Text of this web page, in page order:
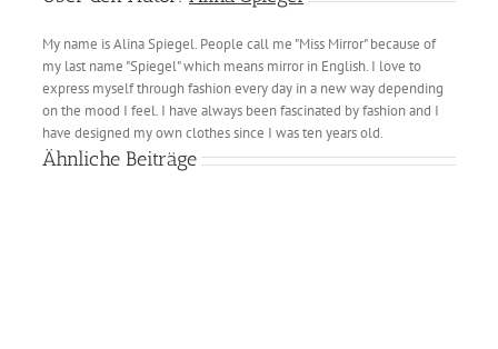
My name is Alina Spiegel. People call me "Miss Mirror" because of
my last name "Spiegel" which means mirror in English. I love to
express myself through fashion every day in a new way depending
on the mood I feel. I have always been fascinated by fashion and I
have designed my own clothes since I was ten years old.
Ähnliche Beiträge